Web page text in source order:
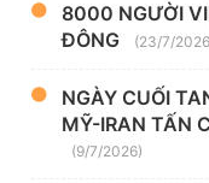
8000 NGƯỜI
ĐÔNG
(23/7/
NGÀY CUỐI
MỸ-IRAN TẤN
(9/7/2026)